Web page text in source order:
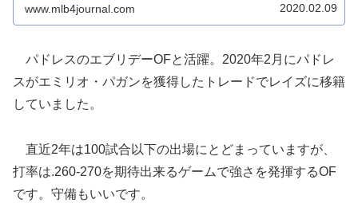
www.mlb4journal.com 2020.02.09
パドレスのエブリデーOFと活躍。2020年2月にパドレ
スがエミリオ・パガンを獲得したトレードでレイズに移籍
していました。
直近2年は100試合以下の出場にとどまっていますが、
打率は.260-270を期待出来るゲームで強さを発揮するOF
です。守備もいいです。